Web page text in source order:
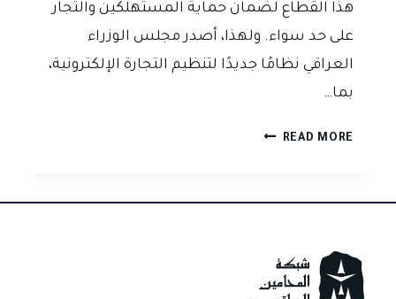
هذا القطاع لضمان حماية المستهلكين والتجار
على حد سواء. ولهذا، أصدر مجلس الوزراء
العراقي نظامًا جديدًا لتنظيم التجارة الإلكترونية،
بما…
READ MORE تنظيم
في
القانونية
ومكافحة